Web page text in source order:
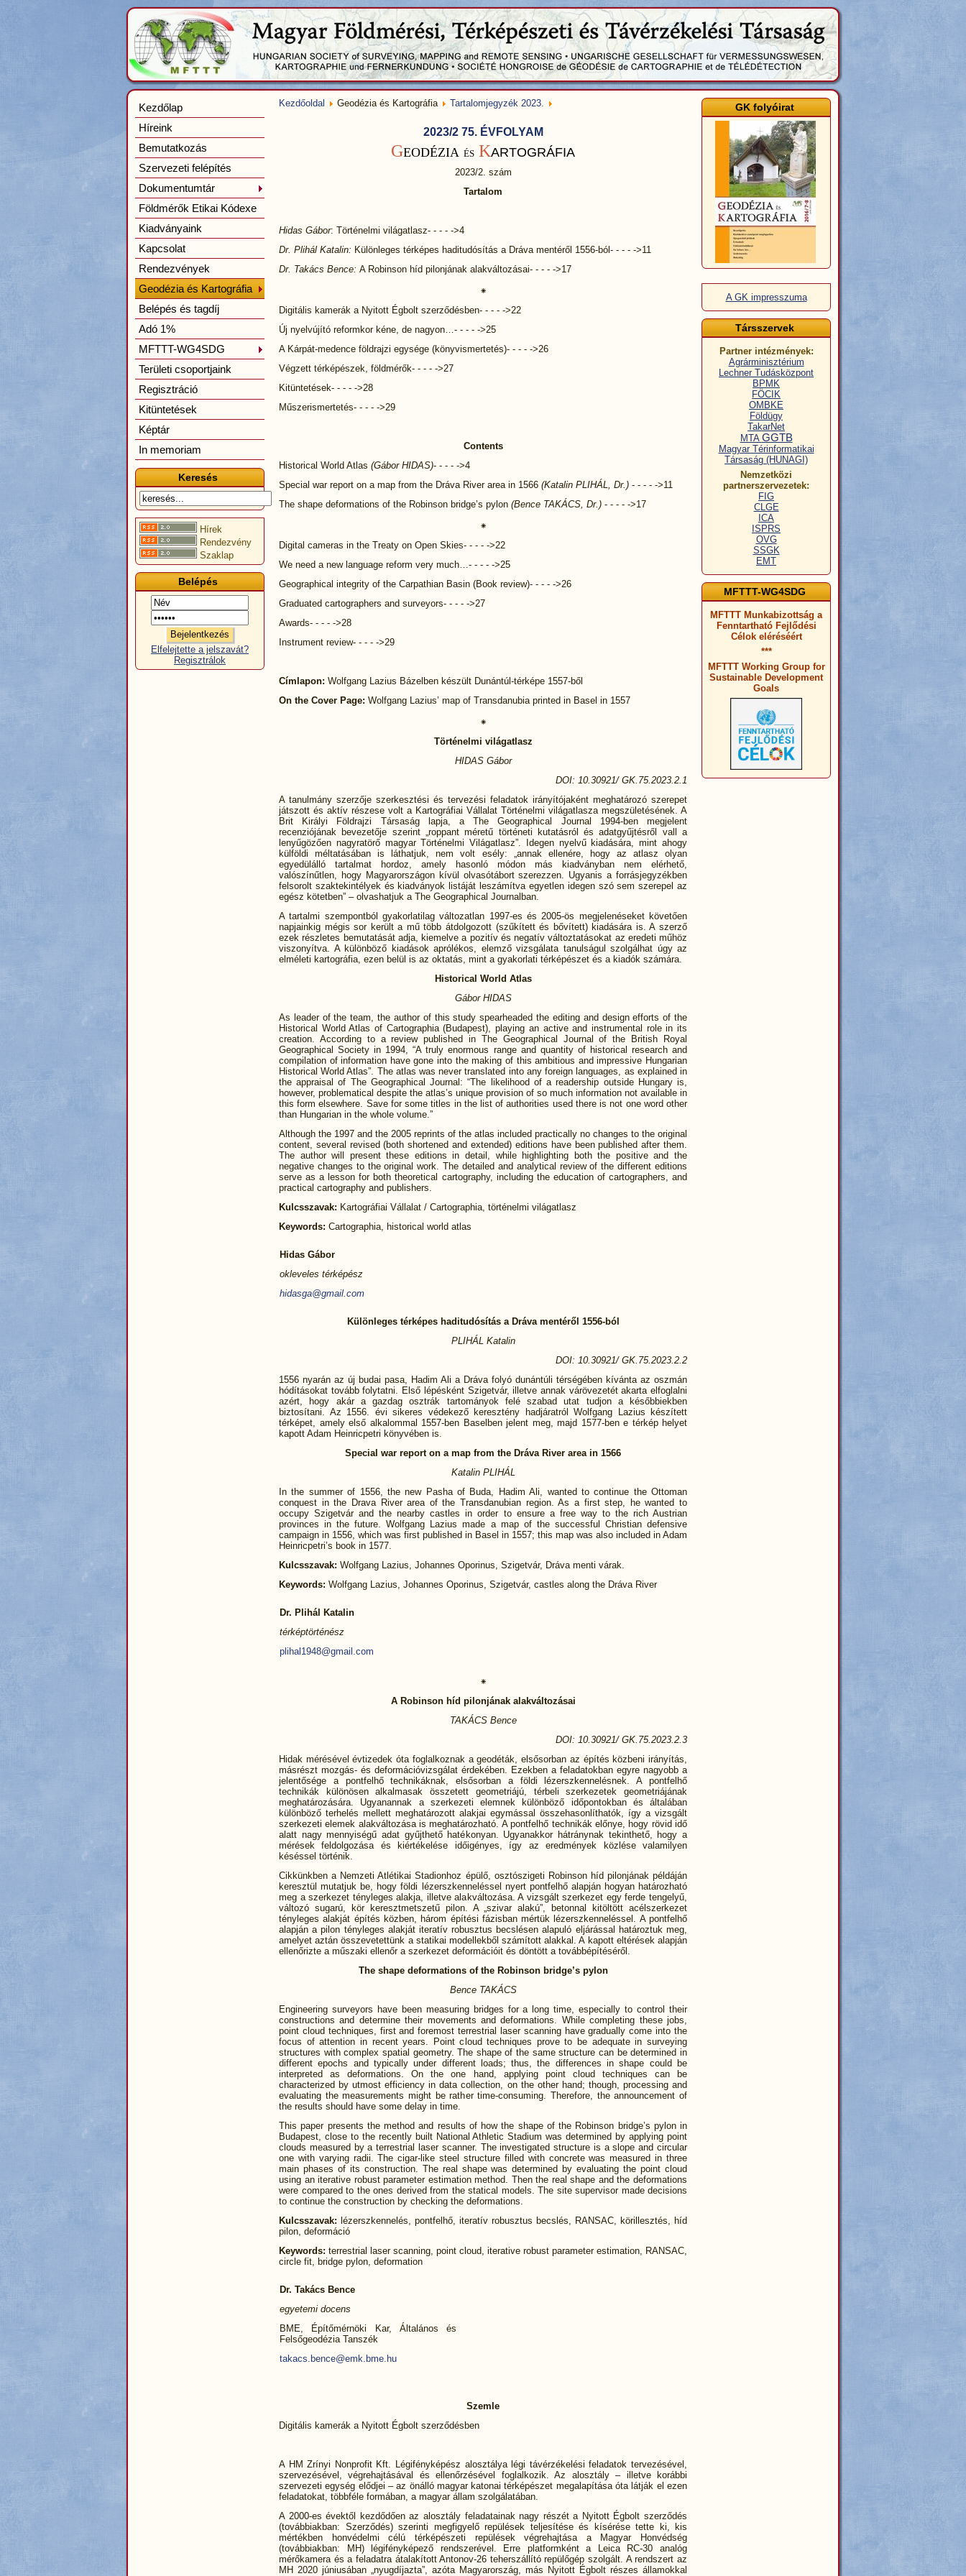
Kezdőlap
Híreink
Bemutatkozás
Szervezeti felépítés
Dokumentumtár
Földmérők Etikai Kódexe
Kiadványaink
Kapcsolat
Rendezvények
Geodézia és Kartográfia
Belépés és tagdíj
Adó 1%
MFTTT-WG4SDG
Területi csoportjaink
Regisztráció
Kitüntetések
Képtár
In memoriam
Keresés
Hírek
Rendezvény
Szaklap
Belépés
Elfelejtette a jelszavát?
Regisztrálok
Kezdőoldal Geodézia és Kartográfia Tartalomjegyzék 2023.
2023/2 75. ÉVFOLYAM
GEODÉZIA ÉS KARTOGRÁFIA
2023/2. szám
Tartalom
Hidas Gábor: Történelmi világatlasz- - - - ->4
Dr. Plihál Katalin: Különleges térképes haditudósítás a Dráva mentéről 1556-ból- - - - ->11
Dr. Takács Bence: A Robinson híd pilonjának alakváltozásai- - - - ->17
⁕
Digitális kamerák a Nyitott Égbolt szerződésben- - - - ->22
Új nyelvújító reformkor kéne, de nagyon…- - - - ->25
A Kárpát-medence földrajzi egysége (könyvismertetés)- - - - ->26
Végzett térképészek, földmérők- - - - ->27
Kitüntetések- - - - ->28
Műszerismertetés- - - - ->29
Contents
Historical World Atlas (Gábor HIDAS)- - - - ->4
Special war report on a map from the Dráva River area in 1566 (Katalin PLIHÁL, Dr.) - - - - ->11
The shape deformations of the Robinson bridge’s pylon (Bence TAKÁCS, Dr.) - - - - ->17
⁕
Digital cameras in the Treaty on Open Skies- - - - ->22
We need a new language reform very much…- - - - ->25
Geographical integrity of the Carpathian Basin (Book review)- - - - ->26
Graduated cartographers and surveyors- - - - ->27
Awards- - - - ->28
Instrument review- - - - ->29
Címlapon: Wolfgang Lazius Bázelben készült Dunántúl-térképe 1557-ből
On the Cover Page: Wolfgang Lazius’ map of Transdanubia printed in Basel in 1557
⁕
Történelmi világatlasz
HIDAS Gábor
DOI: 10.30921/ GK.75.2023.2.1
A tanulmány szerzője szerkesztési és tervezési feladatok irányítójaként meghatározó szerepet
játszott és aktív részese volt a Kartográfiai Vállalat Történelmi világatlasza megszületésének. A
Brit Királyi Földrajzi Társaság lapja, a The Geographical Journal 1994-ben megjelent
recenziójának bevezetője szerint „roppant méretű történeti kutatásról és adatgyűjtésről vall a
lenyűgözően nagyratörő magyar Történelmi Világatlasz”. Idegen nyelvű kiadására, mint ahogy
külföldi méltatásában is láthatjuk, nem volt esély: „annak ellenére, hogy az atlasz olyan
egyedülálló tartalmat hordoz, amely hasonló módon más kiadványban nem elérhető,
valószínűtlen, hogy Magyarországon kívül olvasótábort szerezzen. Ugyanis a forrásjegyzékben
felsorolt szaktekintélyek és kiadványok listáját leszámítva egyetlen idegen szó sem szerepel az
egész kötetben” – olvashatjuk a The Geographical Journalban.
A tartalmi szempontból gyakorlatilag változatlan 1997-es és 2005-ös megjelenéseket követően
napjainkig mégis sor került a mű több átdolgozott (szűkített és bővített) kiadására is. A szerző
ezek részletes bemutatását adja, kiemelve a pozitív és negatív változtatásokat az eredeti műhöz
viszonyítva. A különböző kiadások aprólékos, elemző vizsgálata tanulságul szolgálhat úgy az
elméleti kartográfia, ezen belül is az oktatás, mint a gyakorlati térképészet és a kiadók számára.
Historical World Atlas
Gábor HIDAS
As leader of the team, the author of this study spearheaded the editing and design efforts of the
Historical World Atlas of Cartographia (Budapest), playing an active and instrumental role in its
creation. According to a review published in The Geographical Journal of the British Royal
Geographical Society in 1994, “A truly enormous range and quantity of historical research and
compilation of information have gone into the making of this ambitious and impressive Hungarian
Historical World Atlas”. The atlas was never translated into any foreign languages, as explained in
the appraisal of The Geographical Journal: “The likelihood of a readership outside Hungary is,
however, problematical despite the atlas’s unique provision of so much information not available in
this form elsewhere. Save for some titles in the list of authorities used there is not one word other
than Hungarian in the whole volume.”
Although the 1997 and the 2005 reprints of the atlas included practically no changes to the original
content, several revised (both shortened and extended) editions have been published after them.
The author will present these editions in detail, while highlighting both the positive and the
negative changes to the original work. The detailed and analytical review of the different editions
serve as a lesson for both theoretical cartography, including the education of cartographers, and
practical cartography and publishers.
Kulcsszavak: Kartográfiai Vállalat / Cartographia, történelmi világatlasz
Keywords: Cartographia, historical world atlas
Hidas Gábor
okleveles térképész
hidasga@gmail.com
Különleges térképes haditudósítás a Dráva mentéről 1556-ból
PLIHÁL Katalin
DOI: 10.30921/ GK.75.2023.2.2
1556 nyarán az új budai pasa, Hadim Ali a Dráva folyó dunántúli térségében kívánta az oszmán
hódításokat tovább folytatni. Első lépésként Szigetvár, illetve annak várövezetét akarta elfoglalni
azért, hogy akár a gazdag osztrák tartományok felé szabad utat tudjon a későbbiekben
biztosítani. Az 1556. évi sikeres védekező keresztény hadjáratról Wolfgang Lazius készített
térképet, amely első alkalommal 1557-ben Baselben jelent meg, majd 1577-ben e térkép helyet
kapott Adam Heinricpetri könyvében is.
Special war report on a map from the Dráva River area in 1566
Katalin PLIHÁL
In the summer of 1556, the new Pasha of Buda, Hadim Ali, wanted to continue the Ottoman
conquest in the Drava River area of the Transdanubian region. As a first step, he wanted to
occupy Szigetvár and the nearby castles in order to ensure a free way to the rich Austrian
provinces in the future. Wolfgang Lazius made a map of the successful Christian defensive
campaign in 1556, which was first published in Basel in 1557; this map was also included in Adam
Heinricpetri’s book in 1577.
Kulcsszavak: Wolfgang Lazius, Johannes Oporinus, Szigetvár, Dráva menti várak.
Keywords: Wolfgang Lazius, Johannes Oporinus, Szigetvár, castles along the Dráva River
Dr. Plihál Katalin
térképtörténész
plihal1948@gmail.com
⁕
A Robinson híd pilonjának alakváltozásai
TAKÁCS Bence
DOI: 10.30921/ GK.75.2023.2.3
Hidak mérésével évtizedek óta foglalkoznak a geodéták, elsősorban az építés közbeni irányítás,
másrészt mozgás- és deformációvizsgálat érdekében. Ezekben a feladatokban egyre nagyobb a
jelentősége a pontfelhő technikáknak, elsősorban a földi lézerszkennelésnek. A pontfelhő
technikák különösen alkalmasak összetett geometriájú, térbeli szerkezetek geometriájának
meghatározására. Ugyanannak a szerkezeti elemnek különböző időpontokban és általában
különböző terhelés mellett meghatározott alakjai egymással összehasonlíthatók, így a vizsgált
szerkezeti elemek alakváltozása is meghatározható. A pontfelhő technikák előnye, hogy rövid idő
alatt nagy mennyiségű adat gyűjthető hatékonyan. Ugyanakkor hátránynak tekinthető, hogy a
mérések feldolgozása és kiértékelése időigényes, így az eredmények közlése valamilyen
késéssel történik.
Cikkünkben a Nemzeti Atlétikai Stadionhoz épülő, osztószigeti Robinson híd pilonjának példáján
keresztül mutatjuk be, hogy földi lézerszkenneléssel nyert pontfelhő alapján hogyan határozható
meg a szerkezet tényleges alakja, illetve alakváltozása. A vizsgált szerkezet egy ferde tengelyű,
változó sugarú, kör keresztmetszetű pilon. A „szivar alakú”, betonnal kitöltött acélszerkezet
tényleges alakját építés közben, három építési fázisban mértük lézerszkenneléssel. A pontfelhő
alapján a pilon tényleges alakját iteratív robusztus becslésen alapuló eljárással határoztuk meg,
amelyet aztán összevetettünk a statikai modellekből számított alakkal. A kapott eltérések alapján
ellenőrizte a műszaki ellenőr a szerkezet deformációit és döntött a továbbépítéséről.
The shape deformations of the Robinson bridge’s pylon
Bence TAKÁCS
Engineering surveyors have been measuring bridges for a long time, especially to control their
constructions and determine their movements and deformations. While completing these jobs,
point cloud techniques, first and foremost terrestrial laser scanning have gradually come into the
focus of attention in recent years. Point cloud techniques prove to be adequate in surveying
structures with complex spatial geometry. The shape of the same structure can be determined in
different epochs and typically under different loads; thus, the differences in shape could be
interpreted as deformations. On the one hand, applying point cloud techniques can be
characterized by utmost efficiency in data collection, on the other hand; though, processing and
evaluating the measurements might be rather time-consuming. Therefore, the announcement of
the results should have some delay in time.
This paper presents the method and results of how the shape of the Robinson bridge’s pylon in
Budapest, close to the recently built National Athletic Stadium was determined by applying point
clouds measured by a terrestrial laser scanner. The investigated structure is a slope and circular
one with varying radii. The cigar-like steel structure filled with concrete was measured in three
main phases of its construction. The real shape was determined by evaluating the point cloud
using an iterative robust parameter estimation method. Then the real shape and the deformations
were compared to the ones derived from the statical models. The site supervisor made decisions
to continue the construction by checking the deformations.
Kulcsszavak: lézerszkennelés, pontfelhő, iteratív robusztus becslés, RANSAC, körillesztés, híd
pilon, deformáció
Keywords: terrestrial laser scanning, point cloud, iterative robust parameter estimation, RANSAC,
circle fit, bridge pylon, deformation
Dr. Takács Bence
egyetemi docens
BME, Építőmérnöki Kar, Általános és
Felsőgeodézia Tanszék
takacs.bence@emk.bme.hu
Szemle
Digitális kamerák a Nyitott Égbolt szerződésben
A HM Zrínyi Nonprofit Kft. Légifényképész alosztálya légi távérzékelési feladatok tervezésével,
szervezésével, végrehajtásával és ellenőrzésével foglalkozik. Az alosztály – illetve korábbi
szervezeti egység elődjei – az önálló magyar katonai térképészet megalapítása óta látják el ezen
feladatokat, többféle formában, a magyar állam szolgálatában.
A 2000-es évektől kezdődően az alosztály feladatainak nagy részét a Nyitott Égbolt szerződés
(továbbiakban: Szerződés) szerinti megfigyelő repülések teljesítése és kísérése tette ki, kis
mértékben honvédelmi célú térképészeti repülések végrehajtása a Magyar Honvédség
(továbbiakban: MH) légifényképező rendszerével. Erre platformként a Leica RC-30 analóg
mérőkamera és a feladatra átalakított Antonov-26 teherszállító repülőgép szolgált. A rendszert az
MH 2020 júniusában „nyugdíjazta”, azóta Magyarország, más Nyitott Égbolt részes államokkal
GK folyóirat
A GK impresszuma
Társszervek
Partner intézmények:
Agrárminisztérium
Lechner Tudásközpont
BPMK
FÖCIK
OMBKE
Földügy
TakarNet
MTA GGTB
Magyar Térinformatikai
Társaság (HUNAGI)
Nemzetközi
partnerszervezetek:
FIG
CLGE
ICA
ISPRS
OVG
SSGK
EMT
MFTTT-WG4SDG
MFTTT Munkabizottság a
Fenntartható Fejlődési
Célok eléréséért
***
MFTTT Working Group for
Sustainable Development
Goals